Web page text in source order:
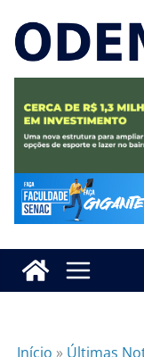
Início » Últimas